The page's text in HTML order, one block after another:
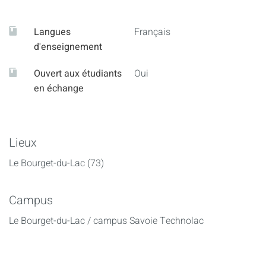
publicité, séries et films, news media, monde du travail,
culture
Langues
d'enseignement
Français
Ouvert aux étudiants
en échange
Oui
Lieux
Le Bourget-du-Lac (73)
Campus
Le Bourget-du-Lac / campus Savoie Technolac